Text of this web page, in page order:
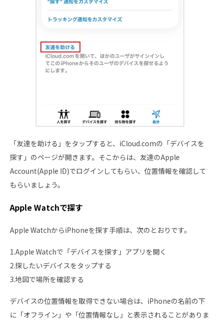
「友達を助ける」をタップすると、iCloud.comの「デバイスを
探す」のページが開きます。そこからは、友達のApple
Account(Apple ID)でログインしてもらい、位置情報を確認して
もらいましょう。
Apple Watchで探す
Apple WatchからiPhoneを探す手順は、次のとおりです。
1.Apple Watchで「デバイスを探す」アプリを開く
2.探したいデバイスをタップする
3.地図で場所を確認する
デバイスの位置情報を取得できない場合は、iPhoneの名前の下
に「オフライン」や「位置情報なし」と表示されることがありま